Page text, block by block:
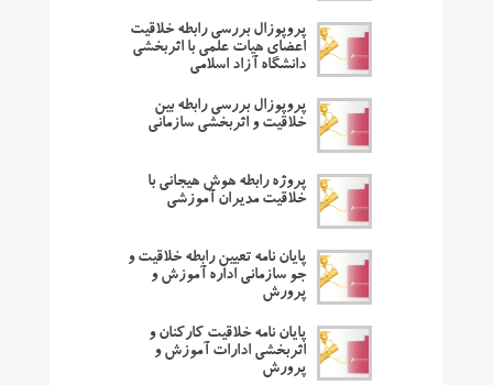
پروپوزال بررسی رابطه خلاقیت
اعضای هیات علمی با اثربخشی
دانشگاه آزاد اسلامی
پروپوزال بررسی رابطه بین
خلاقیت و اثربخشی سازمانی
پروژه رابطه هوش هیجانی با
خلاقیت مدیران آموزشی
پایان نامه تعیین رابطه خلاقیت و
جو سازمانی اداره آموزش و
پرورش
پایان نامه خلاقیت کارکنان و
اثربخشی ادارات آموزش و
پرورش